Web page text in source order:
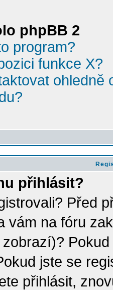
phpBB 2
program?
funkce X?
přihlásit?
Před
vám na fóru
jste se
přihlásit,